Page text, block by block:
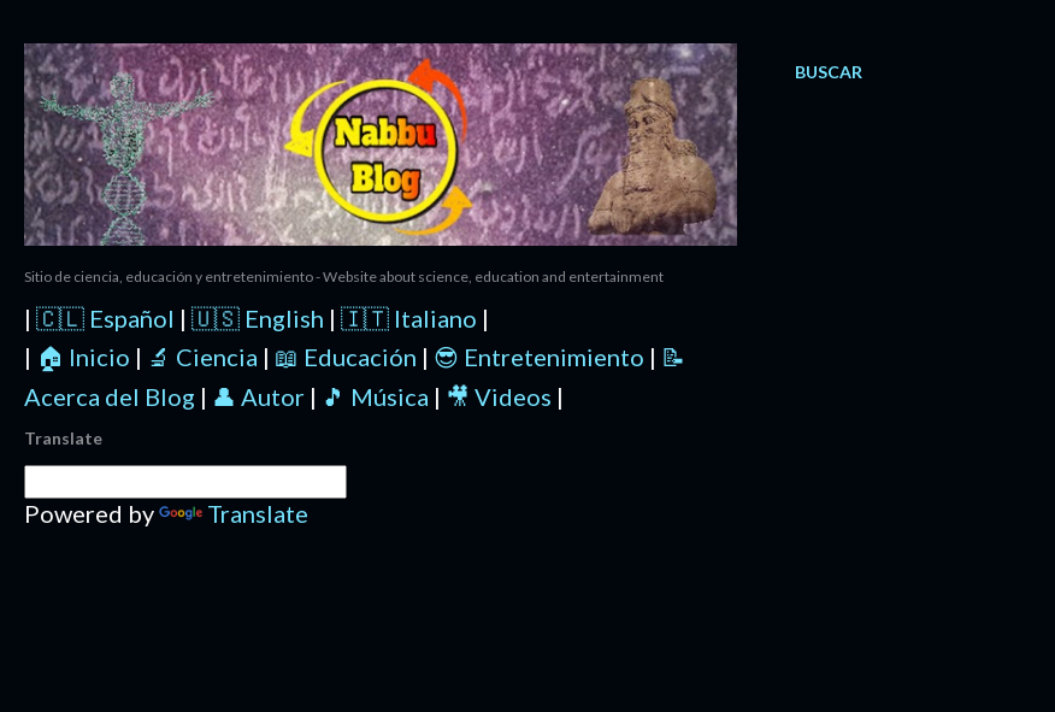
BUSCAR
Sitio de ciencia, educación y entretenimiento - Website about science, education and entertainment
| 🇨🇱 Español | 🇺🇸 English | 🇮🇹 Italiano |
| 🏠 Inicio | 🔬 Ciencia | 📖 Educación | 😎 Entretenimiento | 📝
Acerca del Blog | 👤 Autor | 🎵 Música | 🎥 Videos |
Translate
Powered by Translate